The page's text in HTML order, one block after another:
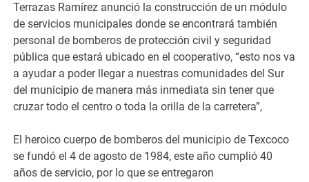
Terrazas Ramírez anunció la construcción de un módulo
de servicios municipales donde se encontrará también
personal de bomberos de protección civil y seguridad
pública que estará ubicado en el cooperativo, “esto nos va
a ayudar a poder llegar a nuestras comunidades del Sur
del municipio de manera más inmediata sin tener que
cruzar todo el centro o toda la orilla de la carretera”,
El heroico cuerpo de bomberos del municipio de Texcoco
se fundó el 4 de agosto de 1984, este año cumplió 40
años de servicio, por lo que se entregaron